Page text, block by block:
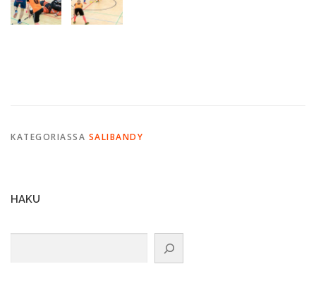
KATEGORIASSA SALIBANDY
HAKU